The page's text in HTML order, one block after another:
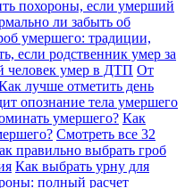
похороны, если умерший
ли забыть об
умершего: традиции,
если родственник умер за
человек умер в ДТП От
лучше отметить день
опознание тела умершего
умершего? Как
Смотреть все 32
правильно выбрать гроб
Как выбрать урну для
полный расчет